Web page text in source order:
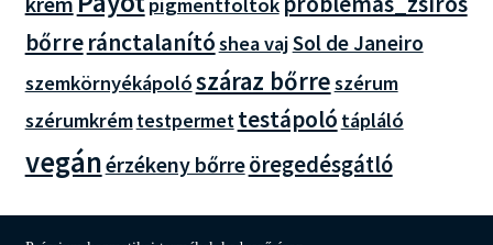
pigmentfoltok
bőrreránctalanítóshea vajSol de Janeiro
szemkörnyékápolószáraz bőrreszérum
szérumkrémtestpermettestápoló tápláló
vegánérzékeny bőrreöregedésgátló